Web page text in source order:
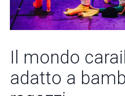
Il mondo
adatto a